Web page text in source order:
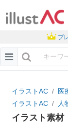
プ
イラストAC 医
イラストAC
人
イラスト素材